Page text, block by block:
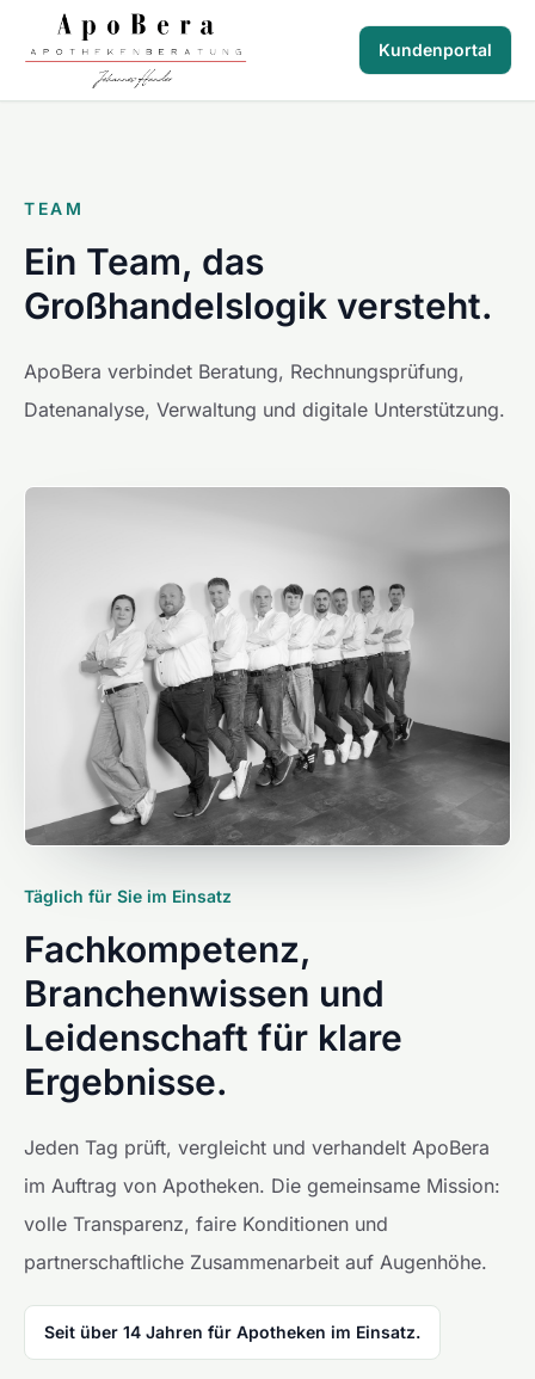
ApoBera
Kundenportal
TEAM
Ein Team, das
Großhandelslogik versteht.
ApoBera verbindet Beratung, Rechnungsprüfung,
Datenanalyse, Verwaltung und digitale Unterstützung.
Täglich für Sie im Einsatz
Fachkompetenz,
Branchenwissen und
Leidenschaft für klare
Ergebnisse.
Jeden Tag prüft, vergleicht und verhandelt ApoBera
im Auftrag von Apotheken. Die gemeinsame Mission:
volle Transparenz, faire Konditionen und
partnerschaftliche Zusammenarbeit auf Augenhöhe.
Seit über 14 Jahren für Apotheken im Einsatz.